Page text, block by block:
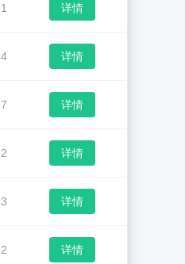
1 详情
4 详情
7 详情
2 详情
3 详情
2 详情